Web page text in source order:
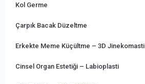
Kol Germe
Çarpık Bacak Düzeltme
Erkekte Meme Küçültme – 3D Jinekomasti
Cinsel Organ Estetiği – Labioplasti